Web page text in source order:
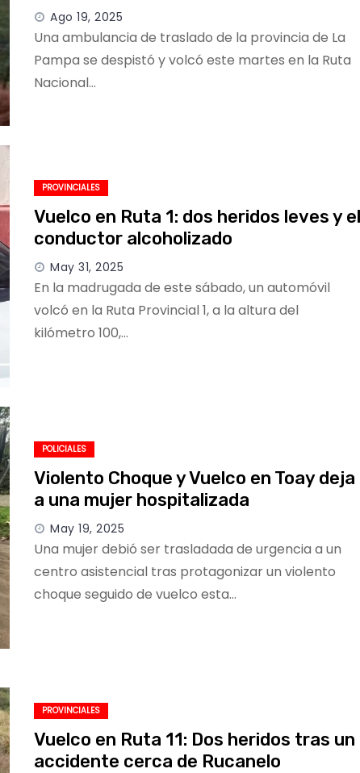
Ago 19, 2025
Una ambulancia de traslado de la provincia de La
Pampa se despistó y volcó este martes en la Ruta
Nacional…
PROVINCIALES
Vuelco en Ruta 1: dos heridos leves y el
conductor alcoholizado
May 31, 2025
En la madrugada de este sábado, un automóvil
volcó en la Ruta Provincial 1, a la altura del
kilómetro 100,…
POLICIALES
Violento Choque y Vuelco en Toay deja
a una mujer hospitalizada
May 19, 2025
Una mujer debió ser trasladada de urgencia a un
centro asistencial tras protagonizar un violento
choque seguido de vuelco esta…
PROVINCIALES
Vuelco en Ruta 11: Dos heridos tras un
accidente cerca de Rucanelo